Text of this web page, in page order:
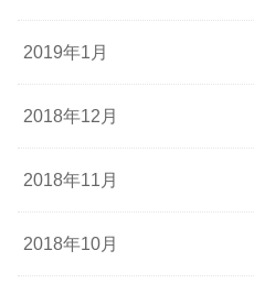
2019年1月
2018年12月
2018年11月
2018年10月